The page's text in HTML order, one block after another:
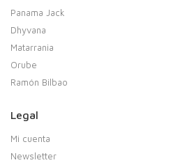
Panama Jack
Dhyvana
Matarrania
Orube
Ramón Bilbao
Legal
Mi cuenta
Newsletter